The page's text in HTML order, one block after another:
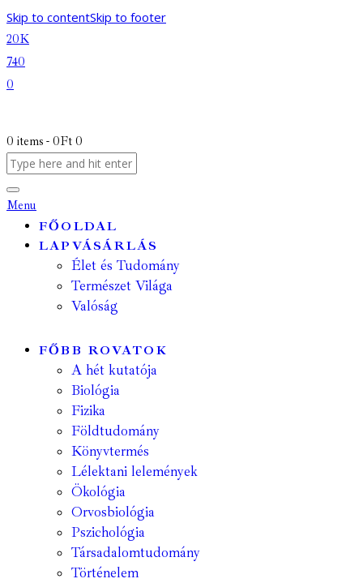
Skip to contentSkip to footer
20K
740
0
0 items - 0Ft 0
Menu
FŐOLDAL
LAPVÁSÁRLÁS
Élet és Tudomány
Természet Világa
Valóság
FŐBB ROVATOK
A hét kutatója
Biológia
Fizika
Földtudomány
Könyvtermés
Lélektani lelemények
Ökológia
Orvosbiológia
Pszichológia
Társadalomtudomány
Történelem